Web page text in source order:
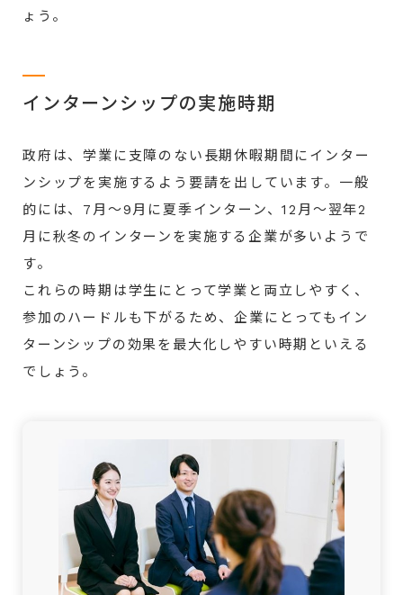
ょう。
インターンシップの実施時期
政府は、学業に支障のない長期休暇期間にインター
ンシップを実施するよう要請を出しています。一般
的には、7月～9月に夏季インターン、12月～翌年2
月に秋冬のインターンを実施する企業が多いようで
す。
これらの時期は学生にとって学業と両立しやすく、
参加のハードルも下がるため、企業にとってもイン
ターンシップの効果を最大化しやすい時期といえる
でしょう。